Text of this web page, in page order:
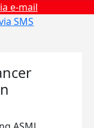
e-mail
SMS